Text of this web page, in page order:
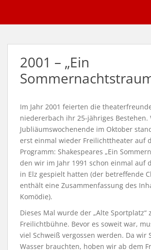
i
2001 – „Ein
Im Jahr 2001 feierten die
niedererbach ihr 25-jähriges Bestehen.
Jubliäumswochenende im Oktober
erst einmal wieder Freilichttheater auf
Programm: Shakespeares „Ein
den wir im Jahr 1991 schon einmal auf
in Elz gespielt hatten (der betreffende
enthält eine Zusammenfassung des
Komödie).
Dieses Mal wurde der „Alte Sportplatz“
Freilichtbühne. Bevor es soweit war,
viel Schweiß vergossen werden. Da wir
Wasser brauchten, hoben wir ab dem